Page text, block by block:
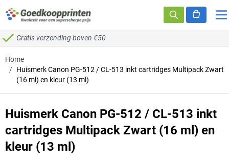
Ga naar de inhoud
Gratis verzending boven €50
Home
/ Huismerk Canon PG-512 / CL-513 inkt cartridges Multipack Zwart
(16 ml) en kleur (13 ml)
Huismerk Canon PG-512 / CL-513 inkt
cartridges Multipack Zwart (16 ml) en
kleur (13 ml)